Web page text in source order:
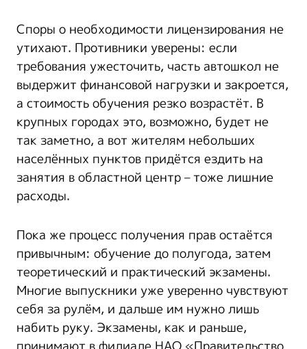
Споры о необходимости лицензирования не
утихают. Противники уверены: если
требования ужесточить, часть автошкол не
выдержит финансовой нагрузки и закроется,
а стоимость обучения резко возрастёт. В
крупных городах это, возможно, будет не
так заметно, а вот жителям небольших
населённых пунктов придётся ездить на
занятия в областной центр – тоже лишние
расходы.
Пока же процесс получения прав остаётся
привычным: обучение до полугода, затем
теоретический и практический экзамены.
Многие выпускники уже уверенно чувствуют
себя за рулём, и дальше им нужно лишь
набить руку. Экзамены, как и раньше,